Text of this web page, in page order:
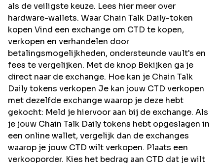
als de veiligste keuze. Lees hier meer over
hardware-wallets. Waar Chain Talk Daily-token
kopen Vind een exchange om CTD te kopen,
verkopen en verhandelen door
betalingsmogelijkheden, ondersteunde vault's en
fees te vergelijken. Met de knop Bekijken ga je
direct naar de exchange. Hoe kan je Chain Talk
Daily tokens verkopen Je kan jouw CTD verkopen
met dezelfde exchange waarop je deze hebt
gekocht: Meld je hiervoor aan bij de exchange. Als
je jouw Chain Talk Daily tokens hebt opgeslagen in
een online wallet, vergelijk dan de exchanges
waarop je jouw CTD wilt verkopen. Plaats een
verkooporder. Kies het bedrag aan CTD dat je wilt